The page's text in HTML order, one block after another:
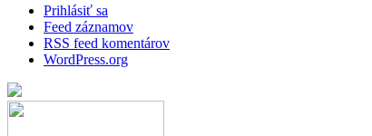
Prihlásiť sa
Feed záznamov
RSS feed komentárov
WordPress.org